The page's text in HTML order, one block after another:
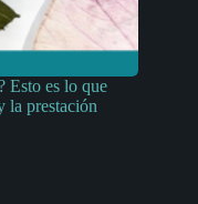
Esto es lo que
la prestación